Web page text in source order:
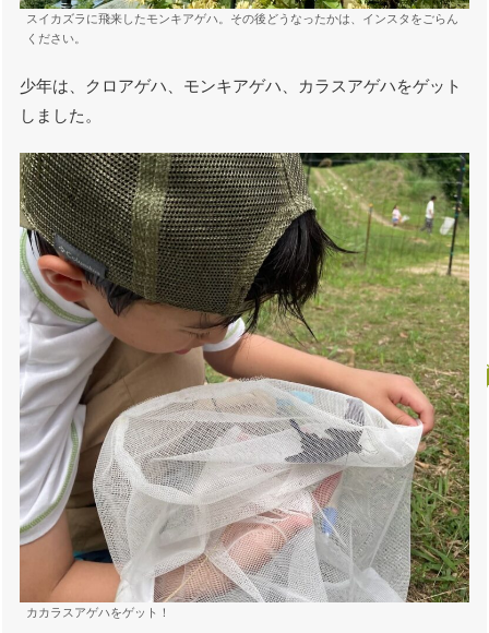
スイカズラに飛来したモンキアゲハ。その後どうなったかは、インスタをごらん
ください。
少年は、クロアゲハ、モンキアゲハ、カラスアゲハをゲット
しました。
カカラスアゲハをゲット！